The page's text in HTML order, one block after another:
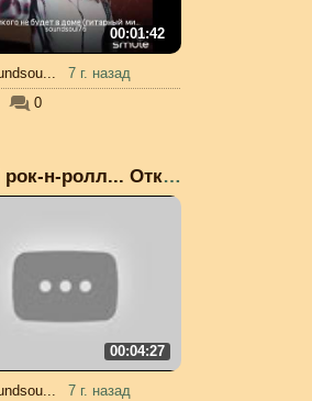
00:01:42
7 г. назад
0
Мой рок-н-ролл... Откро...
00:04:27
7 г. назад